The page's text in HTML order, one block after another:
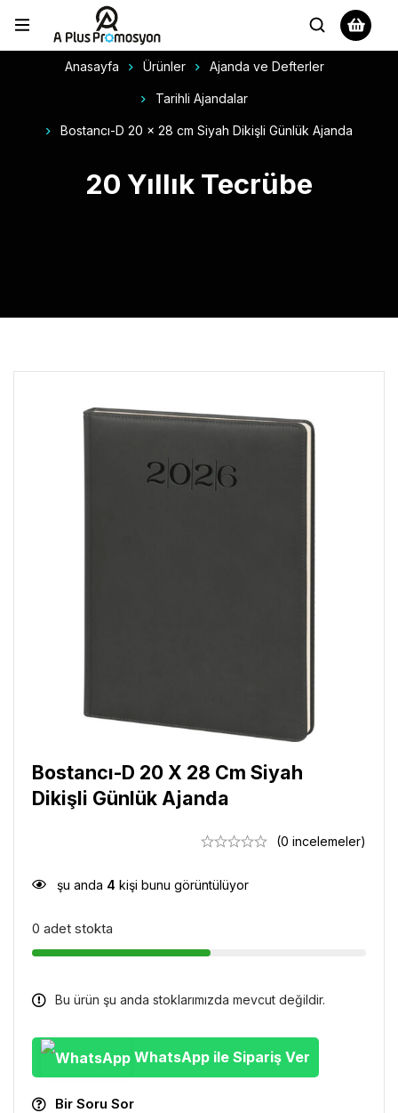
Anasayfa Ürünler Ajanda ve Defterler
Tarihli Ajandalar
Bostancı-D 20 x 28 cm Siyah Dikişli Günlük Ajanda
20 Yıllık Tecrübe
Bostancı-D 20 X 28 Cm Siyah
Dikişli Günlük Ajanda
(0 incelemeler)
şu anda 4 kişi bunu görüntülüyor
0 adet stokta
Bu ürün şu anda stoklarımızda mevcut değildir.
WhatsApp ile Sipariş Ver
Bir Soru Sor